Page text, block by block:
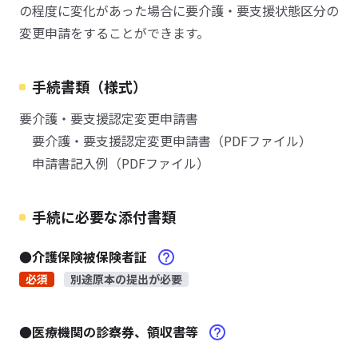
の程度に変化があった場合に要介護・要支援状態区分の
変更申請をすることができます。
手続書類（様式）
要介護・要支援認定変更申請書
要介護・要支援認定変更申請書（PDFファイル）
申請書記入例（PDFファイル）
手続に必要な添付書類
●介護保険被保険者証
必須 別途原本の提出が必要
●医療機関の診察券、領収書等